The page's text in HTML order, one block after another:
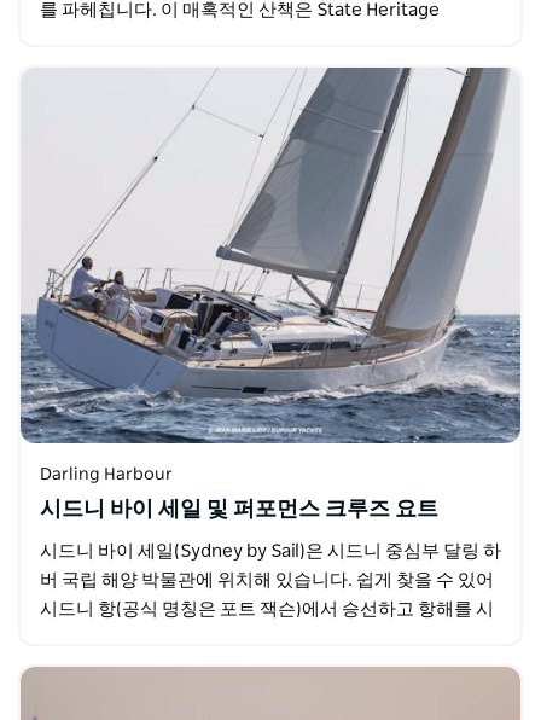
를 파헤칩니다. 이 매혹적인 산책은 State Heritage
Darling Harbour
시드니 바이 세일 및 퍼포먼스 크루즈 요트
시드니 바이 세일(Sydney by Sail)은 시드니 중심부 달링 하
버 국립 해양 박물관에 위치해 있습니다. 쉽게 찾을 수 있어
시드니 항(공식 명칭은 포트 잭슨)에서 승선하고 항해를 시